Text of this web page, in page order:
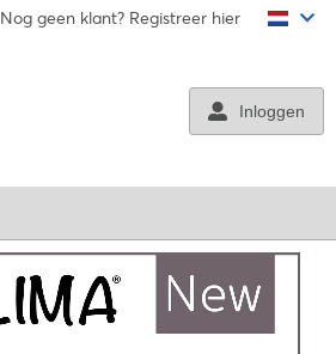
Nog geen klant? Registreer hier
Inloggen